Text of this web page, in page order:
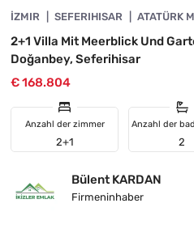
VORGESTELLT
İZMIR SEFERIHISAR ATATÜRK
2+1 Villa Mit Meerblick Und
Doğanbey, Seferihisar
€ 168.804
Anzahl der zimmer
2+1
Anzahl der
2
Bülent KARDAN
Firmeninhaber